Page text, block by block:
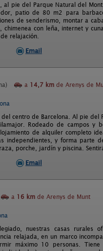
pie del Parque Natural del
patio de 80 m2 para
de senderismo, montar a
chimenea con leña, internet y
relajación.
Email
a 14,7 km de Arenys de
centro de Barcelona. Al pie del
Rodeado de campos y
de alquiler completo
independientes, y forma parte
porche, jardín y piscina.
Email
a 16 km de Arenys de Munt
nuestras casas rurales
relajada, en un marco
máximo 10 personas.